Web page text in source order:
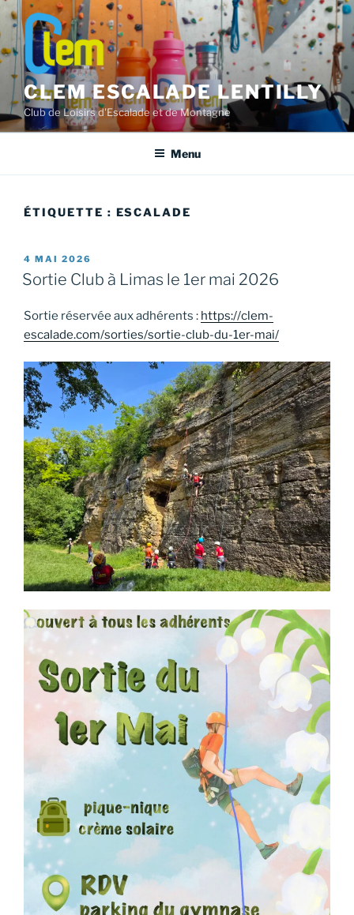
Aller
au
contenu
principal
CLEM ESCALADE LENTILLY
Club de Loisirs d'Escalade et de Montagne
Menu
ÉTIQUETTE : ESCALADE
PUBLIÉ
LE
4 MAI 2026
Sortie Club à Limas le 1er mai 2026
Sortie réservée aux adhérents : https://clem-
escalade.com/sorties/sortie-club-du-1er-mai/